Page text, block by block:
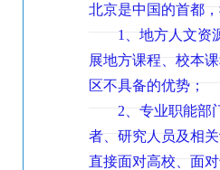
北京是中国的首都
1、地方人文资源
展地方课程、校本
区不具备的优势；
2、专业职能部门
者、研究人员及相
直接面对高校、面